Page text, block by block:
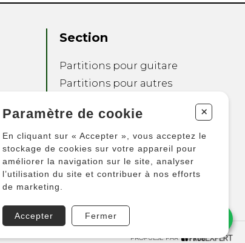
Section
Partitions pour guitare
Partitions pour autres
Partitions pour
Autres produits
PROPULSÉ PAR
Paramètre de cookie +
En cliquant sur « Accepter », vous acceptez le
stockage de cookies sur votre appareil pour
améliorer la navigation sur le site, analyser
l’utilisation du site et contribuer à nos efforts
de marketing.
Accepter Fermer